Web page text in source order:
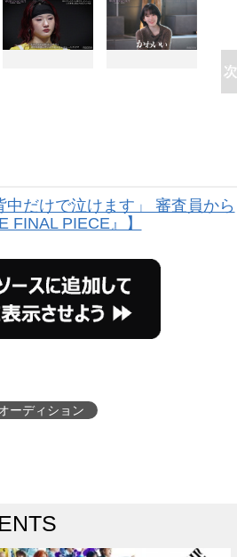
中だけで泣けます」 審査員から
FINAL PIECE』】
ーディション